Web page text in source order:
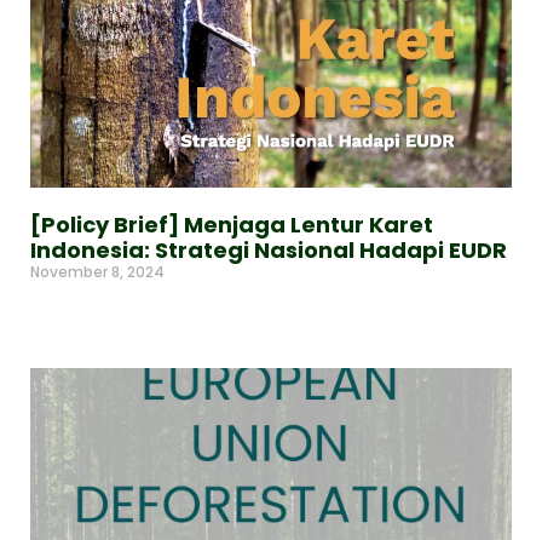
[Policy Brief] Menjaga Lentur Karet
Indonesia: Strategi Nasional Hadapi EUDR
November 8, 2024